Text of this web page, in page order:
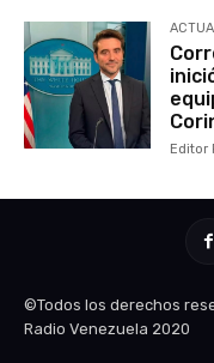
Editor
©Todos los derechos
Radio Venezuela 2020